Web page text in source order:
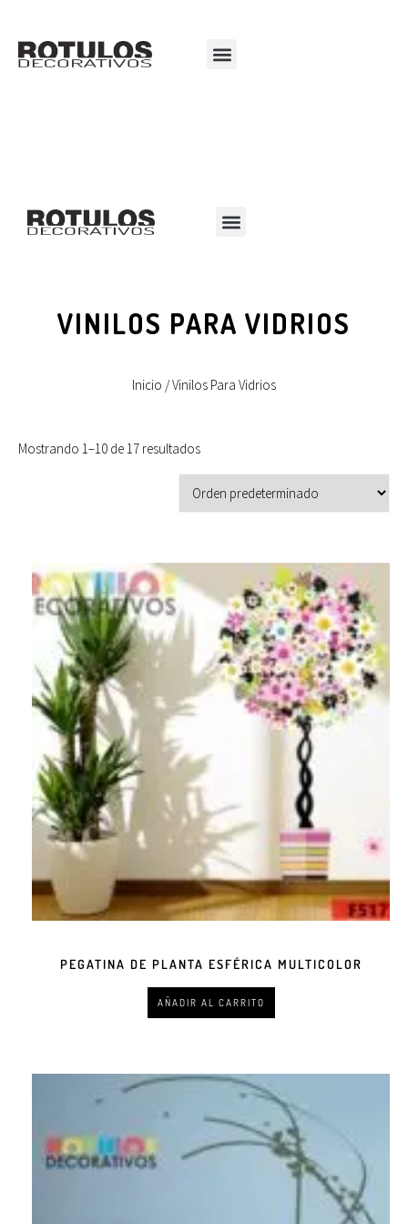
VINILOS PARA VIDRIOS
Inicio / Vinilos Para Vidrios
Mostrando 1–10 de 17 resultados
PEGATINA DE PLANTA ESFÉRICA MULTICOLOR
AÑADIR AL CARRITO